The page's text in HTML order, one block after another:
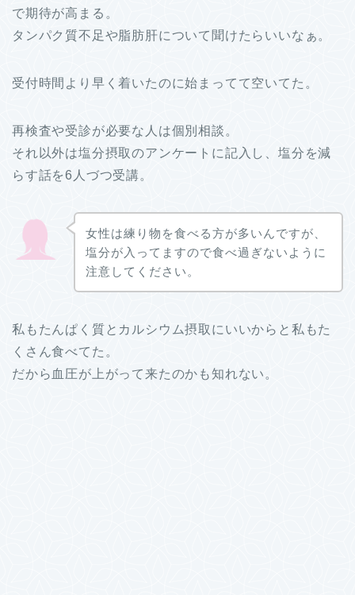
で期待が高まる。
タンパク質不足や脂肪肝について聞けたらいいなぁ。
受付時間より早く着いたのに始まってて空いてた。
再検査や受診が必要な人は個別相談。
それ以外は塩分摂取のアンケートに記入し、塩分を減
らす話を6人づつ受講。
女性は練り物を食べる方が多いんですが、
塩分が入ってますので食べ過ぎないように
注意してください。
私もたんぱく質とカルシウム摂取にいいからと私もた
くさん食べてた。
だから血圧が上がって来たのかも知れない。